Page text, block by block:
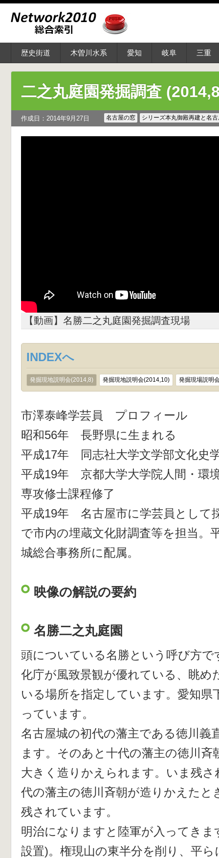
歴史街道 木曽川水系 愛知 岐阜 三重
二之丸庭園発掘調査
作成日：2014年9月27日 名古屋の窓 シリーズ本丸御殿再建と名
【動画】名勝二之丸庭園発掘調査現場
INDEXへ
発掘現地説明会(2014,8) 発掘現地説明会(2014,10) 発掘現場説明
市澤泰峰学芸員 プロフィール
昭和56年 長野県に生まれる
平成17年 同志社大学文学部文化史
平成19年 京都大学大学院人間・環
専攻修士課程修了
平成19年 名古屋市に学芸員として
で市内の埋蔵文化財調査等を担当。
城総合事務所に配属。
映像の解説の要約
名勝二之丸庭園
頭についている名勝という呼び方で
化庁が風致景観が優れている、眺め
いる場所を指定しています。愛知県
っています。
名古屋城の初代の藩主である徳川義
ます。そのあと十代の藩主の徳川
大きく造りかえられます。いま残
代の藩主の徳川斉朝が造りかえたと
残されています。
明治になりますと陸軍が入ってきま
設置)。権現山の東半分を削り、平